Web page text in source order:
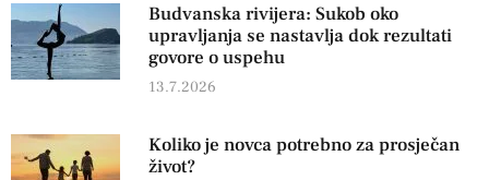
Budvanska rivijera: Sukob oko
upravljanja se nastavlja dok rezultati
govore o uspehu
13.7.2026
Koliko je novca potrebno za prosječan
život?